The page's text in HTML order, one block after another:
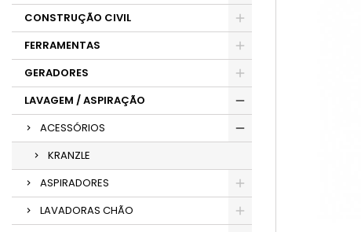
CONSTRUÇÃO CIVIL
FERRAMENTAS
GERADORES
LAVAGEM / ASPIRAÇÃO
ACESSÓRIOS
KRANZLE
ASPIRADORES
LAVADORAS CHÃO